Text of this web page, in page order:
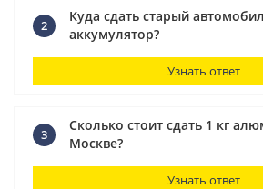
2
Куда сдать старый
аккумулятор?
Узнать ответ
3
Сколько стоит сдать 1 кг
Москве?
Узнать ответ